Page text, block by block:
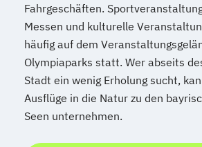
Fahrgeschäften.
Messen und kulturelle
häufig auf dem
Olympiaparks statt. Wer abseits
Stadt ein wenig Erholung sucht,
Ausflüge in die Natur zu den
Seen unternehmen.